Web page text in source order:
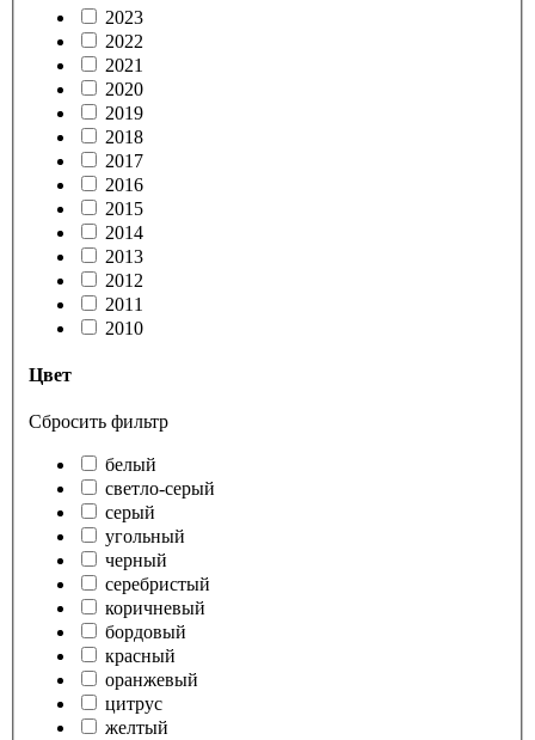
2023
2022
2021
2020
2019
2018
2017
2016
2015
2014
2013
2012
2011
2010
Цвет
Сбросить фильтр
белый
светло-серый
серый
угольный
черный
серебристый
коричневый
бордовый
красный
оранжевый
цитрус
желтый